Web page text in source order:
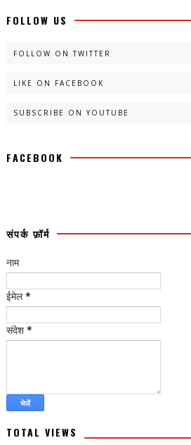
FOLLOW US
FOLLOW ON TWITTER
LIKE ON FACEBOOK
SUBSCRIBE ON YOUTUBE
FACEBOOK
संपर्क फ़ॉर्म
नाम
ईमेल*
संदेश *
TOTAL VIEWS